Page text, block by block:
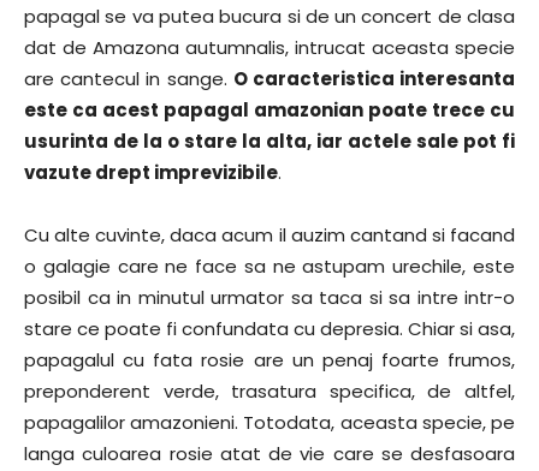
papagal se va putea bucura si de un concert de clasa
dat de Amazona autumnalis, intrucat aceasta specie
are cantecul in sange. O caracteristica interesanta
este ca acest papagal amazonian poate trece cu
usurinta de la o stare la alta, iar actele sale pot fi
vazute drept imprevizibile.
Cu alte cuvinte, daca acum il auzim cantand si facand
o galagie care ne face sa ne astupam urechile, este
posibil ca in minutul urmator sa taca si sa intre intr-o
stare ce poate fi confundata cu depresia. Chiar si asa,
papagalul cu fata rosie are un penaj foarte frumos,
preponderent verde, trasatura specifica, de altfel,
papagalilor amazonieni. Totodata, aceasta specie, pe
langa culoarea rosie atat de vie care se desfasoara